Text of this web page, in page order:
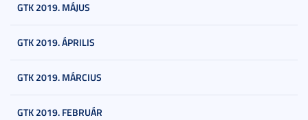
GTK 2019. MÁJUS
GTK 2019. ÁPRILIS
GTK 2019. MÁRCIUS
GTK 2019. FEBRUÁR